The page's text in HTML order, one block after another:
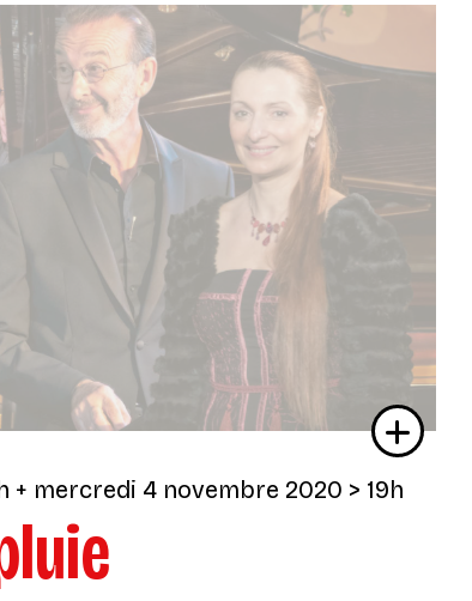
+ mercredi 4 novembre 2020 > 19h